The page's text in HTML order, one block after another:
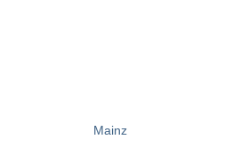
Mainz